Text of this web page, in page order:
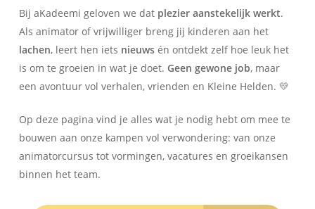
Bij aKadeemi geloven we dat plezier aanstekelijk werkt.
Als animator of vrijwilliger breng jij kinderen aan het
lachen, leert hen iets nieuwsén ontdekt zelf hoe leuk het
is om te groeien in wat je doet. Geen gewone job, maar
een avontuur vol verhalen, vrienden en Kleine Helden. 💛
Op deze pagina vind je alles wat je nodig hebt om mee te
bouwen aan onze kampen vol verwondering: van onze
animatorcursus tot vormingen, vacatures en groeikansen
binnen het team.